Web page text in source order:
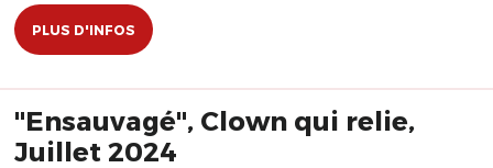
PLUS D'INFOS
"Ensauvagé", Clown qui relie,
Juillet 2024